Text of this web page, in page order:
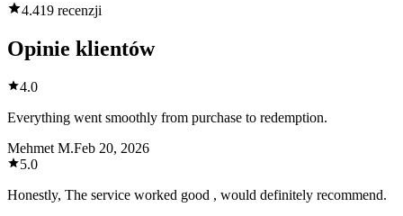
4.419 recenzji
Opinie klientów
4.0
Everything went smoothly from purchase to redemption.
Mehmet M.Feb 20, 2026
5.0
Honestly, The service worked good , would definitely recommend.